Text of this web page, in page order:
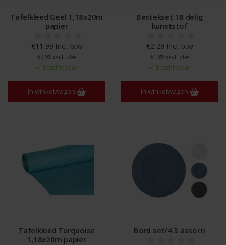
Tafelkleed Geel 1,18x20m
papier
€11,99 Incl. btw
€9,91 Excl. btw
Beschikbaar
In winkelwagen
Bestekset 18 delig
kunststof
€2,29 Incl. btw
€1,89 Excl. btw
Beschikbaar
In winkelwagen
Tafelkleed Turquoise
1,18x20m papier
Bord set/4 3 assorti